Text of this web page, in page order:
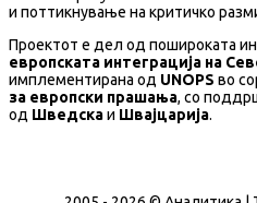
и поттикнување на критичко
Проектот е дел од пошироката
европската интеграција на
имплементирана од UNOPS во
за европски прашања, со
од Шведскаи Швајцарија.